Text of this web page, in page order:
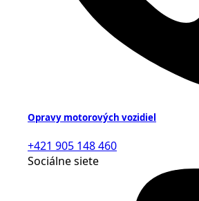
Opravy motorových vozidiel
+421 905 148 460
Sociálne siete